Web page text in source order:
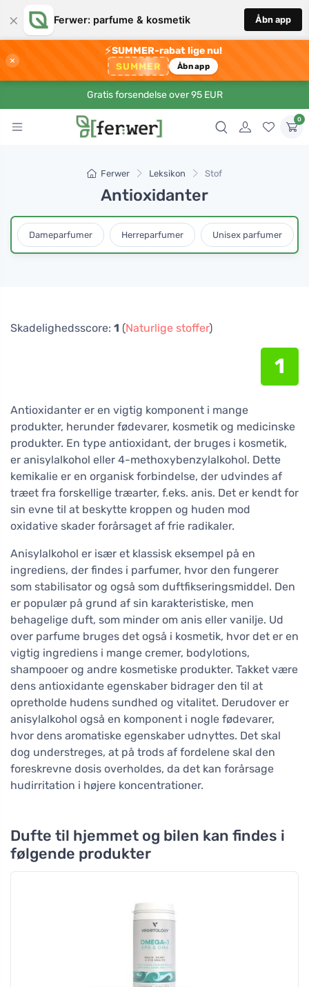
× Ferwer: parfume & kosmetik Åbn app
×
⚡SUMMER-rabat lige nu!
SUMMER Åbn app
Gratis forsendelse over 95 EUR
0
Ferwer Leksikon Stof
Antioxidanter
Dameparfumer Herreparfumer Unisex parfumer
Skadelighedsscore: 1 (Naturlige stoffer)
1
Antioxidanter er en vigtig komponent i mange
produkter, herunder fødevarer, kosmetik og medicinske
produkter. En type antioxidant, der bruges i kosmetik,
er anisylalkohol eller 4-methoxybenzylalkohol. Dette
kemikalie er en organisk forbindelse, der udvindes af
træet fra forskellige træarter, f.eks. anis. Det er kendt for
sin evne til at beskytte kroppen og huden mod
oxidative skader forårsaget af frie radikaler.
Anisylalkohol er især et klassisk eksempel på en
ingrediens, der findes i parfumer, hvor den fungerer
som stabilisator og også som duftfikseringsmiddel. Den
er populær på grund af sin karakteristiske, men
behagelige duft, som minder om anis eller vanilje. Ud
over parfume bruges det også i kosmetik, hvor det er en
vigtig ingrediens i mange cremer, bodylotions,
shampooer og andre kosmetiske produkter. Takket være
dens antioxidante egenskaber bidrager den til at
opretholde hudens sundhed og vitalitet. Derudover er
anisylalkohol også en komponent i nogle fødevarer,
hvor dens aromatiske egenskaber udnyttes. Det skal
dog understreges, at på trods af fordelene skal den
foreskrevne dosis overholdes, da det kan forårsage
hudirritation i højere koncentrationer.
Dufte til hjemmet og bilen kan findes i
følgende produkter